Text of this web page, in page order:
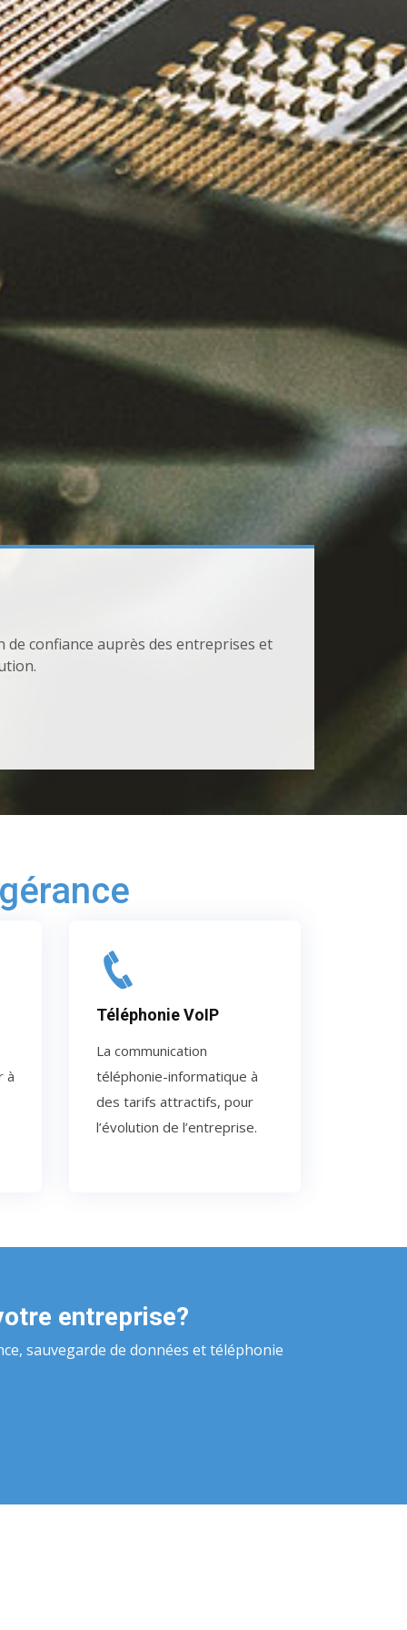
à vos demandes.
à
Téléphonie VoIP
La communication
téléphonie-informatique à
des tarifs attractifs, pour
l’évolution de l’entreprise.
entreprise?
sauvegarde de données et téléphonie